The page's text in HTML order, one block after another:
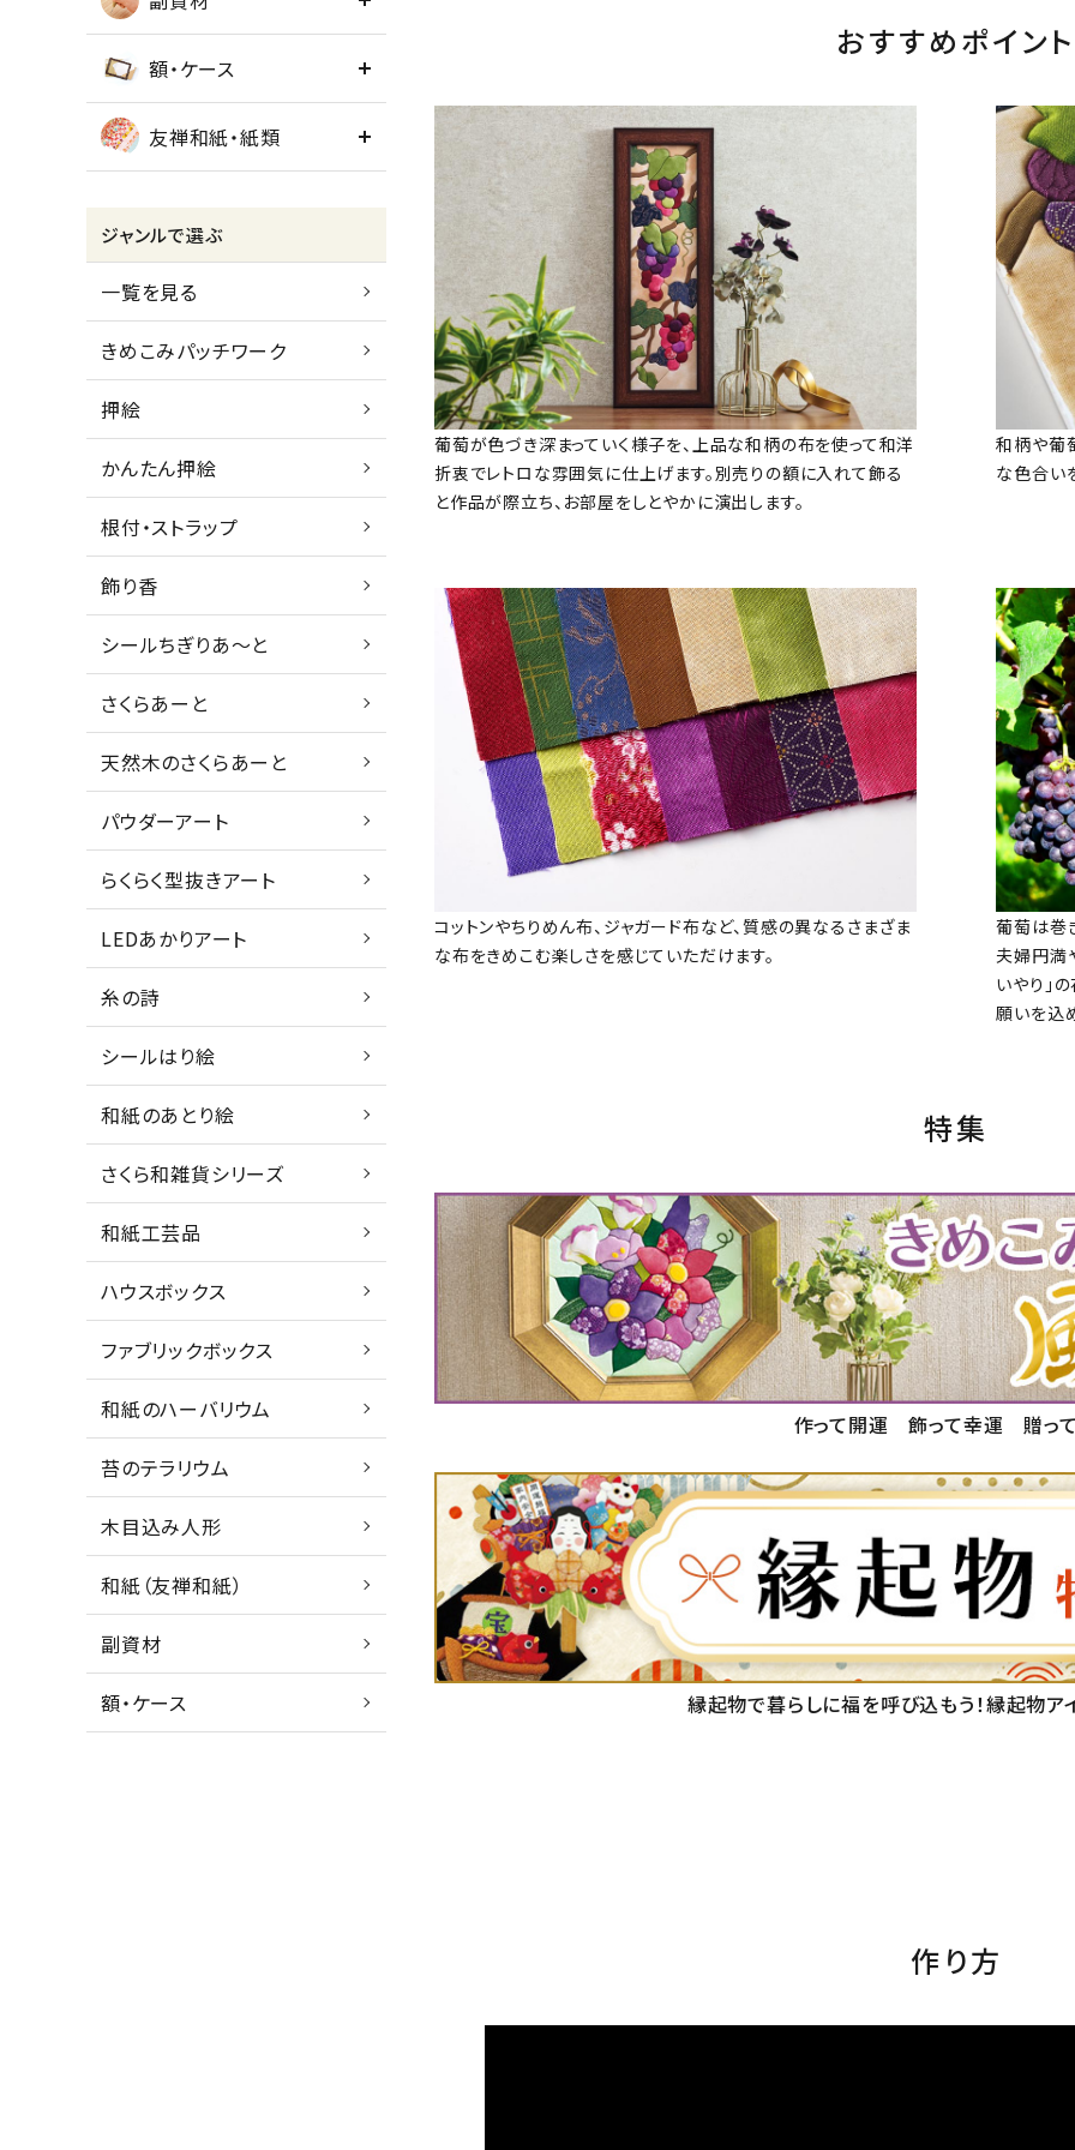
額・ケース
友禅和紙・紙類
ジャンルで選ぶ
一覧を見る
きめこみパッチワーク
押絵
かんたん押絵
根付・ストラップ
飾り香
シールちぎりあ～と
さくらあーと
天然木のさくらあーと
パウダーアート
らくらく型抜きアート
LEDあかりアート
糸の詩
シールはり絵
和紙のあとり絵
さくら和雑貨シリーズ
和紙工芸品
ハウスボックス
ファブリックボックス
和紙のハーバリウム
苔のテラリウム
木目込み人形
和紙（友禅和紙）
副資材
額・ケース
おすすめポイント
葡萄が色づき深まっていく様子を、上品な和柄の布を使って和洋
折衷でレトロな雰囲気に仕上げます。別売りの額に入れて飾る
と作品が際立ち、お部屋をしとやかに演出します。
和柄や葡
な色合い
コットンやちりめん布、ジャガード布など、質感の異なるさまざま
な布をきめこむ楽しさを感じていただけます。
葡萄は巻
夫婦円満
いやり」
願いを込
特集
作って開運 飾って幸運 贈っ
縁起物で暮らしに福を呼び込もう！縁起物ア
作り方